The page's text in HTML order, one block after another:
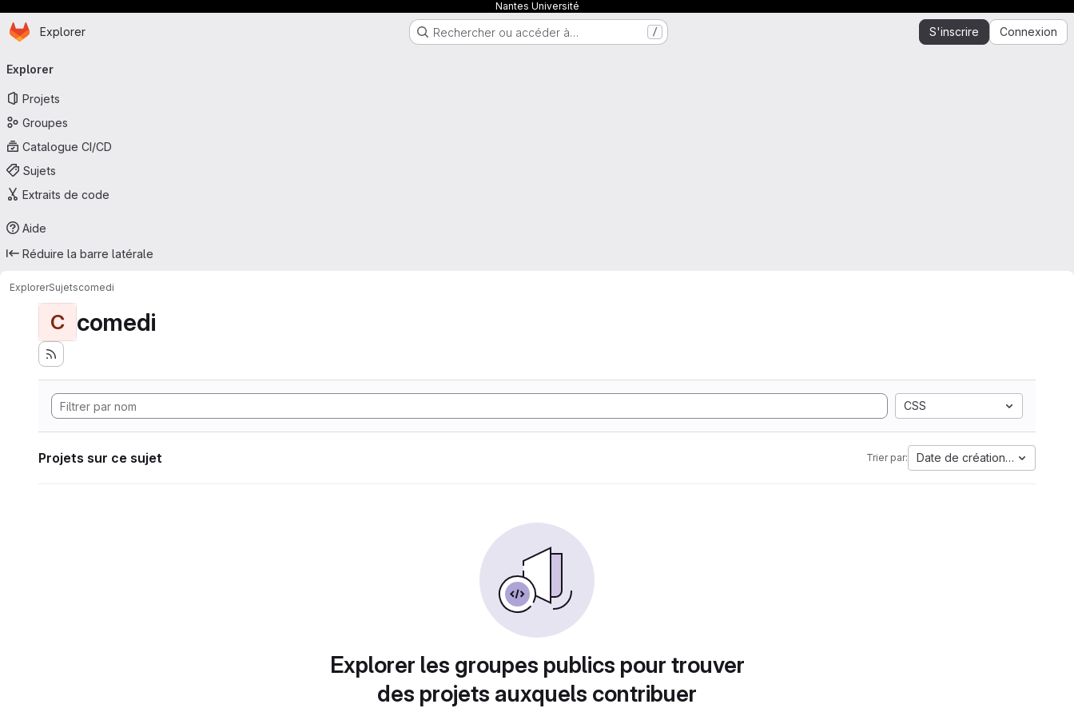
Nantes Université
Passer au contenu principal
Page d'accueil
Explorer Rechercher ou accéder à… / S'inscrire Connexion
principale
Explorer
Projets
Groupes
Catalogue CI/CD
Sujets
Extraits de code
Aide
Réduire la barre latérale
ExplorerSujetscomedi
C comedi
CSS
Projets sur ce sujet Trier par: Date de création la plus
Explorer les groupes publics pour trouver
des projets auxquels contribuer